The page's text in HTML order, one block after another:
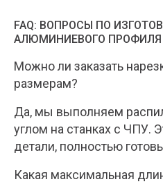
FAQ: ВОПРОСЫ ПО
АЛЮМИНИЕВОГО ПРОФИЛЯ
Можно ли заказать
размерам?
Да, мы выполняем
углом на станках с ЧПУ.
детали, полностью
Какая максимальная